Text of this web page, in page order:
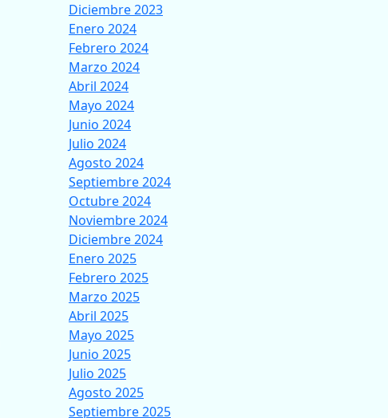
Diciembre 2023
Enero 2024
Febrero 2024
Marzo 2024
Abril 2024
Mayo 2024
Junio 2024
Julio 2024
Agosto 2024
Septiembre 2024
Octubre 2024
Noviembre 2024
Diciembre 2024
Enero 2025
Febrero 2025
Marzo 2025
Abril 2025
Mayo 2025
Junio 2025
Julio 2025
Agosto 2025
Septiembre 2025